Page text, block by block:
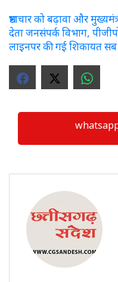
भ्रष्टाचार को बढ़ावा और
देता जनसंपर्क विभाग,
लाइनपर की गई शिकायत
whatsapp